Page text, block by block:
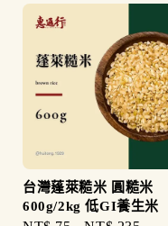
台灣蓬萊糙米 圓糙米
600g/2kg 低GI養生米